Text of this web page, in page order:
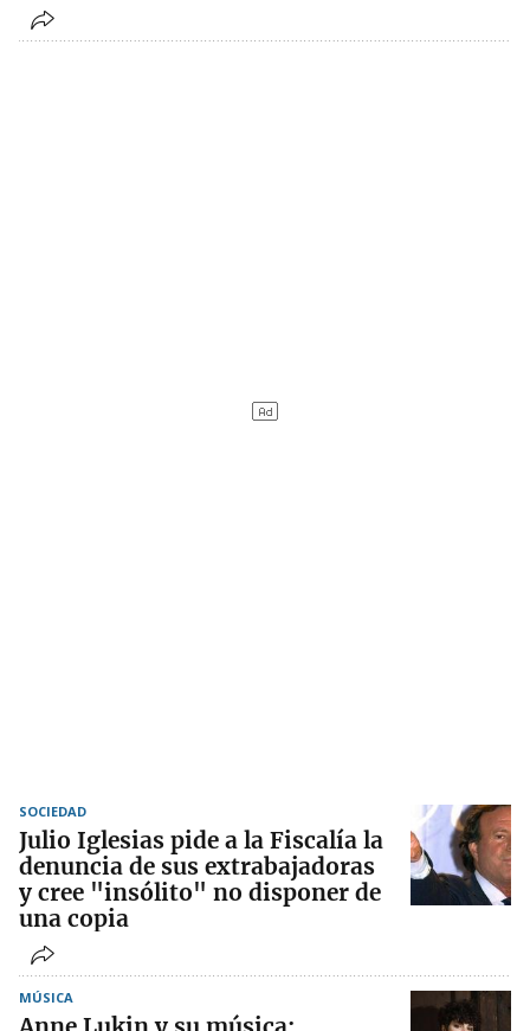
SOCIEDAD
Julio Iglesias pide a la Fiscalía la
denuncia de sus extrabajadoras
y cree "insólito" no disponer de
una copia
MÚSICA